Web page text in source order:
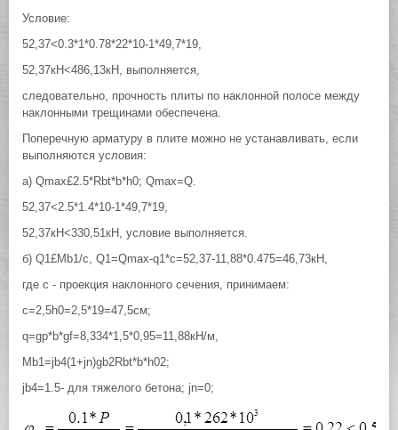
Условие:
52,37<0.3*1*0.78*22*10-1*49,7*19,
52,37кН<486,13кН, выполняется,
следовательно, прочность плиты по наклонной полосе между
наклонными трещинами обеспечена.
Поперечную арматуру в плите можно не устанавливать, если
выполняются условия:
а) Qmax£2.5*Rbt*b*h0; Qmax=Q.
52,37<2.5*1.4*10-1*49,7*19,
52,37кН<330,51кН, условие выполняется.
б) Q1£Mb1/c, Q1=Qmax-q1*c=52,37-11,88*0.475=46,73кН,
где с - проекция наклонного сечения, принимаем:
с=2,5h0=2,5*19=47,5см;
q=gp*b*gf=8,334*1,5*0,95=11,88кН/м,
Мb1=jb4(1+jn)gb2Rbt*b*h02;
jb4=1.5- для тяжелого бетона; jn=0;